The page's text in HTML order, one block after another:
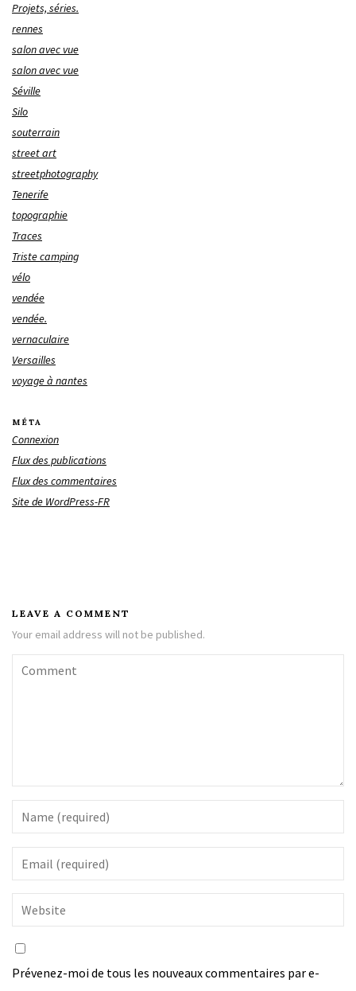
Projets, séries.
rennes
salon avec vue
salon avec vue
Séville
Silo
souterrain
street art
streetphotography
Tenerife
topographie
Traces
Triste camping
vélo
vendée
vendée.
vernaculaire
Versailles
voyage à nantes
MÉTA
Connexion
Flux des publications
Flux des commentaires
Site de WordPress-FR
LEAVE A COMMENT
Your email address will not be published.
Prévenez-moi de tous les nouveaux commentaires par e-